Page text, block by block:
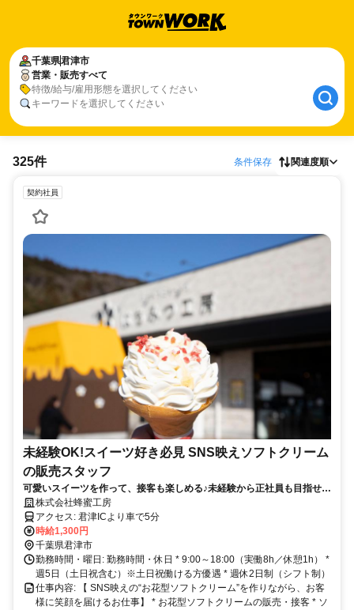
千葉県君津市
営業・販売すべて
特徴/給与/雇用形態を選択してください
キーワードを選択してください
325件 条件保存 関連度順
契約社員
未経験OK!スイーツ好き必見 SNS映えソフトクリーム
の販売スタッフ
可愛いスイーツを作って、接客も楽しめる♪未経験から正社員も目指せ
る！株式会社蜂蜜工房
アクセス: 君津ICより車で5分
時給1,300円
千葉県君津市
勤務時間・曜日: 勤務時間・休日 * 9:00～18:00（実働8h／休憩1h） *
週5日（土日祝含む）※土日祝働ける方優遇 * 週休2日制（シフト制）
仕事内容: 【 SNS映えの“お花型ソフトクリーム”を作りながら、お客
様に笑顔を届けるお仕事】 * お花型ソフトクリームの販売・接客 * ソ